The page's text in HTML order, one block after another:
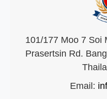
101/177 Moo 7 Soi
Prasertsin Rd.
Email: